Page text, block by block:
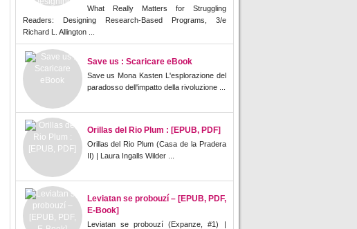
What Really Matters for Struggling
Readers: Designing Research-Based Programs, 3/e
Richard L. Allington ...
Save us : Scaricare eBook
Save us Mona Kasten L'esplorazione del
paradosso dell'impatto della rivoluzione ...
Orillas del Rio Plum : [EPUB, PDF]
Orillas del Rio Plum (Casa de la Pradera
II) | Laura Ingalls Wilder ...
Leviatan se probouzí – [EPUB, PDF,
E-Book]
Leviatan se probouzí (Expanze, #1) |